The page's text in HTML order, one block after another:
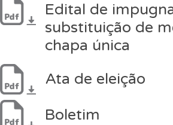
Edital de
substituição de
chapa única
Ata de eleição
Boletim